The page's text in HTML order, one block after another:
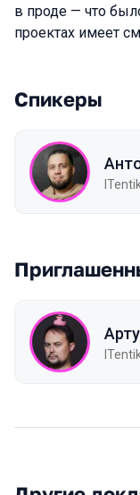
в проде — что
проектах имеет
Спикеры